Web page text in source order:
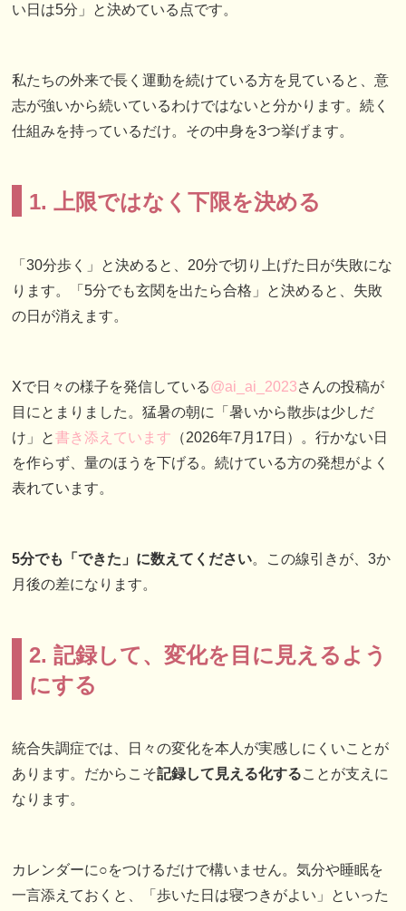
い日は5分」と決めている点です。
私たちの外来で長く運動を続けている方を見ていると、意
志が強いから続いているわけではないと分かります。続く
仕組みを持っているだけ。その中身を3つ挙げます。
1. 上限ではなく下限を決める
「30分歩く」と決めると、20分で切り上げた日が失敗にな
ります。「5分でも玄関を出たら合格」と決めると、失敗
の日が消えます。
Xで日々の様子を発信している@ai_ai_2023さんの投稿が
目にとまりました。猛暑の朝に「暑いから散歩は少しだ
け」と書き添えています （2026年7月17日）。行かない日
を作らず、量のほうを下げる。続けている方の発想がよく
表れています。
5分でも「できた」に数えてください。この線引きが、3か
月後の差になります。
2. 記録して、変化を目に見えるよう
にする
統合失調症では、日々の変化を本人が実感しにくいことが
あります。だからこそ記録して見える化することが支えに
なります。
カレンダーに○をつけるだけで構いません。気分や睡眠を
一言添えておくと、「歩いた日は寝つきがよい」といった